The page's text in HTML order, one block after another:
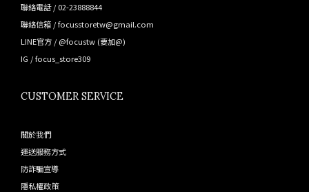
聯絡電話 / 02-23888844
聯絡信箱 / focusstoretw@gmail.com
LINE官方 / @focustw (要加@)
IG /focus_store309
CUSTOMER SERVICE
關於我們
運送服務方式
防詐騙宣導
隱私權政策